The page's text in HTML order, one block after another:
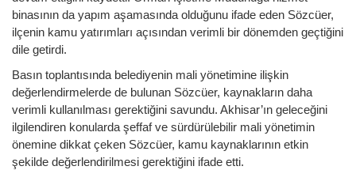
binasının da yapım aşamasında olduğunu ifade eden Sözcüer,
ilçenin kamu yatırımları açısından verimli bir dönemden geçtiğini
dile getirdi.
Basın toplantısında belediyenin mali yönetimine ilişkin
değerlendirmelerde de bulunan Sözcüer, kaynakların daha
verimli kullanılması gerektiğini savundu. Akhisar’ın geleceğini
ilgilendiren konularda şeffaf ve sürdürülebilir mali yönetimin
önemine dikkat çeken Sözcüer, kamu kaynaklarının etkin
şekilde değerlendirilmesi gerektiğini ifade etti.